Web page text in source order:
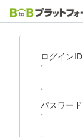
ログインID
パスワード